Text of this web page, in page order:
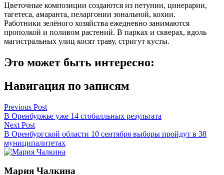
Цветочные композиции создаются из петунии, цинерарии,
тагетеса, амаранта, пеларгонии зональной, кохии.
Работники зелёного хозяйства ежедневно занимаются
прополкой и поливом растений. В парках и скверах, вдоль
магистральных улиц косят траву, стригут кусты.
Это может быть интересно:
Навигация по записям
Previous Post
В Оренбуржье уже 14 стобалльных результата
Next Post
В Оренбургской области 10 сентября выборы пройдут в 38
муниципалитетах
Мария Чалкина